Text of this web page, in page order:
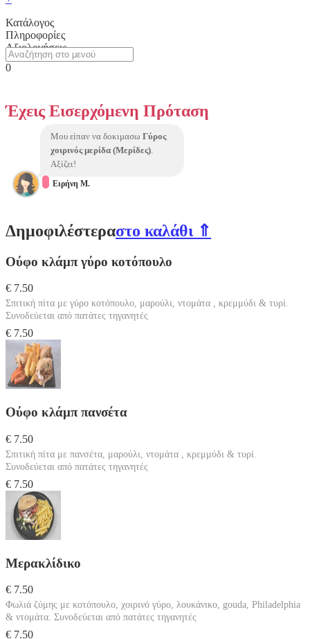
Κατάλογος
Πληροφορίες
Αξιολογήσεις
0
Έχεις Eισερχόμενη Πρόταση
Μου είπαν να δοκιμασω Γύρος
χοιρινός μερίδα (Μερίδες)
Αξίζει!
Ειρήνη Μ.
Δημοφιλέστεραστο καλάθι ⇑
Ούφο κλάμπ γύρο κοτόπουλο
€ 7.50
Σπιτική πίτα με γύρο κοτόπουλο, μαρούλι, ντομάτα , κρεμμύδι & τυρί.
Συνοδεύεται από πατάτες τηγανητές
€ 7.50
Ούφο κλάμπ πανσέτα
€ 7.50
Σπιτική πίτα με πανσέτα, μαρούλι, ντομάτα , κρεμμύδι & τυρί.
Συνοδεύεται από πατάτες τηγανητές
€ 7.50
Μερακλίδικο
€ 7.50
Φωλιά ζύμης με κοτόπουλο, χοιρινό γύρο, λουκάνικο, gouda, Philadelphia
& ντομάτα. Συνοδεύεται από πατάτες τηγανητές
€ 7.50